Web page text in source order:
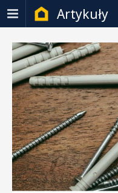
Artykuły